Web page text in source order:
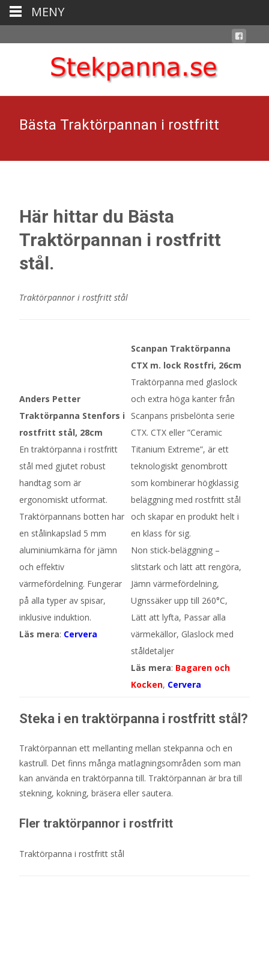
Bästa Traktörpannan i rostfritt
Här hittar du Bästa
Traktörpannan i rostfritt
stål.
Traktörpannor i rostfritt stål
Anders Petter
Traktörpanna Stenfors i
rostfritt stål, 28cm
En traktörpanna i rostfritt
stål med gjutet robust
handtag som är
ergonomiskt utformat.
Traktörpannans botten har
en stålinkapslad 5 mm
aluminiumkärna för jämn
och effektiv
värmefördelning. Fungerar
på alla typer av spisar,
inklusive induktion.
Läs mera: Cervera
Scanpan Traktörpanna
CTX m. lock Rostfri, 26cm
Traktörpanna med glaslock
och extra höga kanter från
Scanpans prisbelönta serie
CTX. CTX eller ”Ceramic
Titanium Extreme”, är ett
teknologiskt genombrott
som kombinerar högklassig
beläggning med rostfritt stål
och skapar en produkt helt i
en klass för sig.
Non stick-beläggning –
slitstark och lätt att rengöra,
Jämn värmefördelning,
Ugnssäker upp till 260°C,
Lätt att lyfta, Passar alla
värmekällor, Glaslock med
ståldetaljer
Läs mera: Bagaren och
Kocken, Cervera
Steka i en traktörpanna i rostfritt stål?
Traktörpannan ett mellanting mellan stekpanna och en
kastrull. Det finns många matlagningsområden som man
kan använda en traktörpanna till. Traktörpannan är bra till
stekning, kokning, bräsera eller sautera.
Fler traktörpannor i rostfritt
Traktörpanna i rostfritt stål
MENY